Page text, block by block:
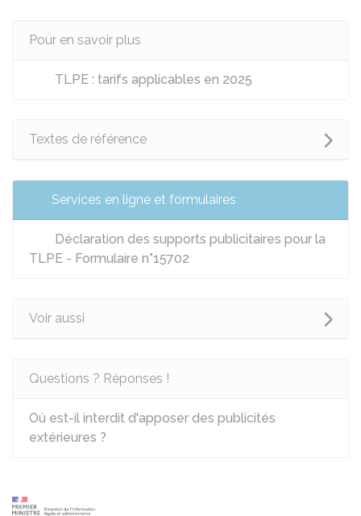
Pour en savoir plus
TLPE : tarifs applicables en 2025
Textes de référence
Services en ligne et formulaires
Déclaration des supports publicitaires pour la
TLPE - Formulaire n°15702
Voir aussi
Questions ? Réponses !
Où est-il interdit d'apposer des publicités
extérieures ?